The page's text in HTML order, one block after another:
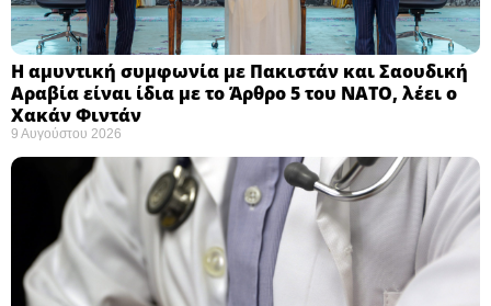
Η αμυντική συμφωνία με Πακιστάν και Σαουδική
Αραβία είναι ίδια με το Άρθρο 5 του ΝΑΤΟ, λέει ο
Χακάν Φιντάν ​
9 Αυγούστου 2026